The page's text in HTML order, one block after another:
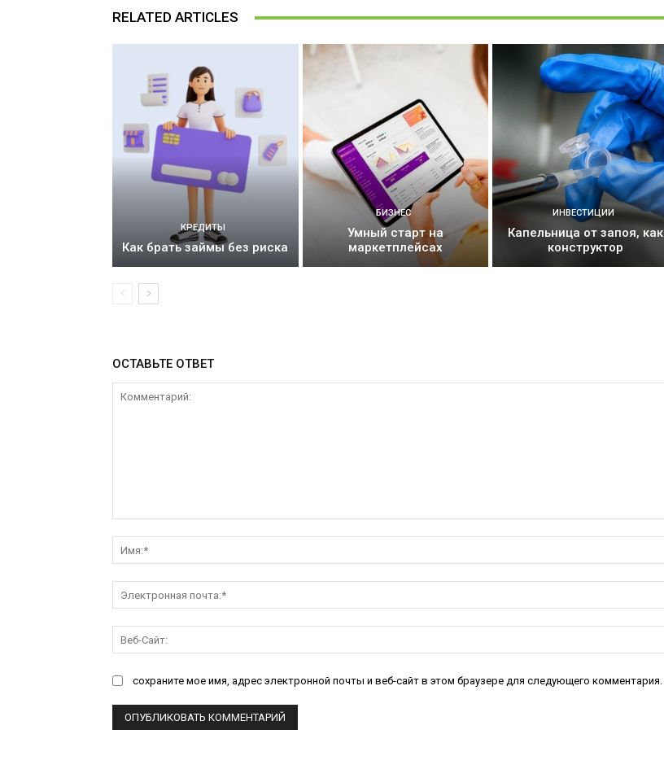
RELATED ARTICLES
КРЕДИТЫ
Как брать займы без риска
БИЗНЕС
Умный старт на
маркетплейсах
ИНВЕСТИЦИИ
Капельница от запоя, как
конструктор
ОСТАВЬТЕ ОТВЕТ
сохраните мое имя, адрес электронной почты и веб-сайт в этом браузере для следующего комментария.